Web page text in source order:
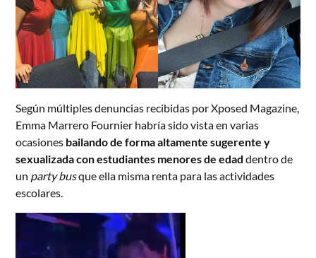
Según múltiples denuncias recibidas por Xposed Magazine,
Emma Marrero Fournier habría sido vista en varias
ocasiones bailando de forma altamente sugerente y
sexualizada con estudiantes menores de edad dentro de
un party busque ella misma renta para las actividades
escolares.